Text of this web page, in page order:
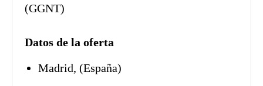
(GGNT)
Datos de la oferta
Madrid, (España)